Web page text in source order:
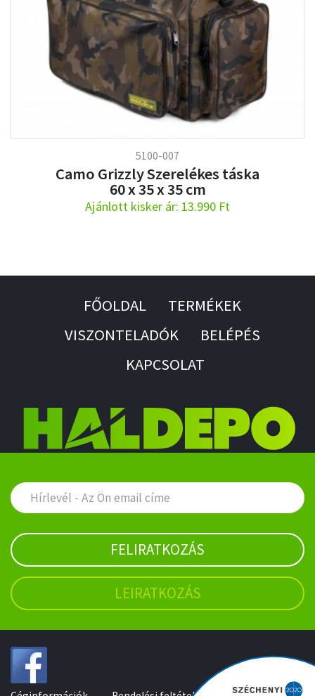
5100-007
Camo Grizzly Szerelékes táska
60 x 35 x 35 cm
Ajánlott kisker ár: 13.990 Ft
FŐOLDAL
TERMÉKEK
VISZONTELADÓK
BELÉPÉS
KAPCSOLAT
FELIRATKOZÁS
LEIRATKOZÁS